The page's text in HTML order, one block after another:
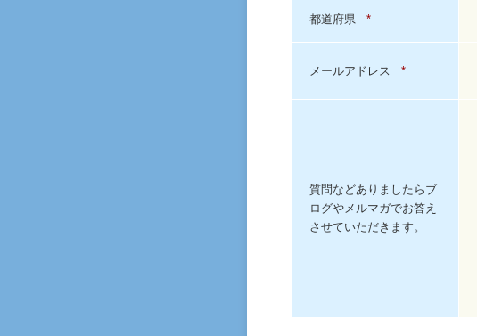
都道府県 *
メールアドレス *
質問などありましたらブ
ログやメルマガでお答え
させていただきます。